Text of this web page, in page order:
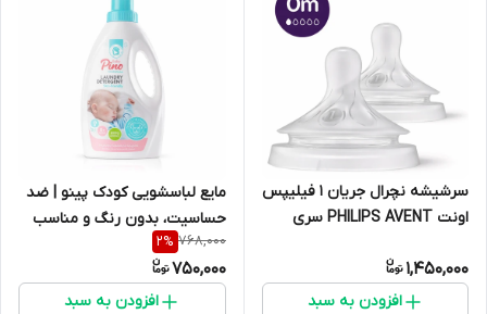
سرشیشه نچرال جریان ۱ فیلیپس
اونت PHILIPS AVENT سری
1,450,000
افزودن به سبد
مایع لباسشویی کودک پینو | ضد
حساسیت، بدون رنگ و مناسب
پوست نوزاد
768,000
2%
750,000
افزودن به سبد